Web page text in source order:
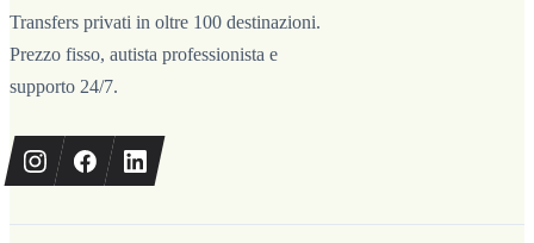
Transfers privati in oltre 100 destinazioni.
Prezzo fisso, autista professionista e
supporto 24/7.